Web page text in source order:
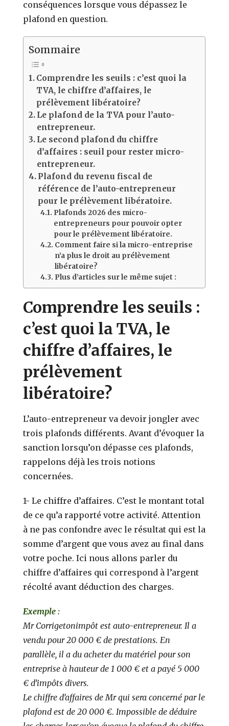
conséquences lorsque vous dépassez le
plafond en question.
Sommaire
Comprendre les seuils : c’est quoi la
TVA, le chiffre d’affaires, le
prélèvement libératoire?
Le plafond de la TVA pour l’auto-
entrepreneur.
Le second plafond du chiffre
d’affaires : seuil pour rester micro-
entrepreneur.
Plafond du revenu fiscal de
référence de l’auto-entrepreneur
pour le prélèvement libératoire.
Plafonds 2026 des micro-
entrepreneurs pour pouvoir opter
pour le prélèvement libératoire.
Comment faire si la micro-entreprise
n’a plus le droit au prélèvement
libératoire?
Plus d’articles sur le même sujet :
Comprendre les seuils :
c’est quoi la TVA, le
chiffre d’affaires, le
prélèvement
libératoire?
L’auto-entrepreneur va devoir jongler avec
trois plafonds différents. Avant d’évoquer la
sanction lorsqu’on dépasse ces plafonds,
rappelons déjà les trois notions
concernées.
1- Le chiffre d’affaires. C’est le montant total
de ce qu’a rapporté votre activité. Attention
à ne pas confondre avec le résultat qui est la
somme d’argent que vous avez au final dans
votre poche. Ici nous allons parler du
chiffre d’affaires qui correspond à l’argent
récolté avant déduction des charges.
Exemple :
Mr Corrigetonimpôt est auto-entrepreneur. Il a
vendu pour 20 000 € de prestations. En
parallèle, il a du acheter du matériel pour son
entreprise à hauteur de 1 000 € et a payé 5 000
€ d’impôts divers.
Le chiffre d’affaires de Mr qui sera concerné par le
plafond est de 20 000 €. Impossible de déduire